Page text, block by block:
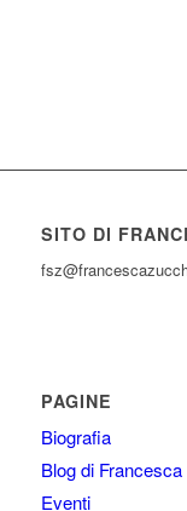
SITO DI
PAGINE
Biografia
Blog di Francesca
Eventi